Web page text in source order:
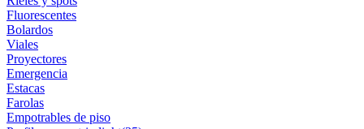
Fluorescentes
Bolardos
Viales
Proyectores
Emergencia
Estacas
Farolas
Empotrables de piso